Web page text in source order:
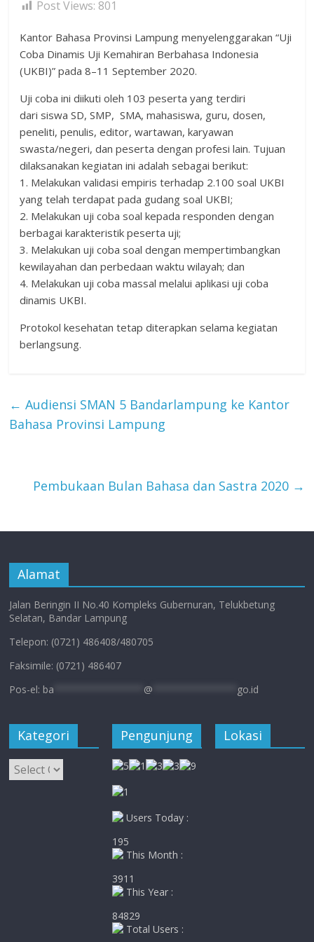
Post Views: 801
Kantor Bahasa Provinsi Lampung menyelenggarakan “Uji
Coba Dinamis Uji Kemahiran Berbahasa Indonesia
(UKBI)” pada 8–11 September 2020.
Uji coba ini diikuti oleh 103 peserta yang terdiri
dari siswa SD, SMP, SMA, mahasiswa, guru, dosen,
peneliti, penulis, editor, wartawan, karyawan
swasta/negeri, dan peserta dengan profesi lain. Tujuan
dilaksanakan kegiatan ini adalah sebagai berikut:
1. Melakukan validasi empiris terhadap 2.100 soal UKBI
yang telah terdapat pada gudang soal UKBI;
2. Melakukan uji coba soal kepada responden dengan
berbagai karakteristik peserta uji;
3. Melakukan uji coba soal dengan mempertimbangkan
kewilayahan dan perbedaan waktu wilayah; dan
4. Melakukan uji coba massal melalui aplikasi uji coba
dinamis UKBI.
Protokol kesehatan tetap diterapkan selama kegiatan
berlangsung.
← Audiensi SMAN 5 Bandarlampung ke Kantor
Bahasa Provinsi Lampung
Pembukaan Bulan Bahasa dan Sastra 2020 →
Alamat
Jalan Beringin II No.40 Kompleks Gubernuran, Telukbetung
Selatan, Bandar Lampung
Telepon: (0721) 486408/480705
Faksimile: (0721) 486407
Pos-el: ba @ go.id
Kategori
Kategori
Pengunjung
Users Today :
195
This Month :
3911
This Year :
84829
Total Users :
Lokasi